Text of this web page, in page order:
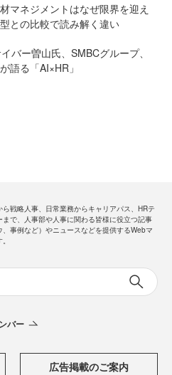
マネジメントはなぜ限界を迎え
との比較で読み解く違い
バー曽山氏、SMBCグループ、
語る「AI×HR」
ら戦略人事、日常業務からキャリアパス、HRテ
まで、人事部や人事に関わる皆様に役立つ記事
、事例など）やニュースなどを提供するWebマ
バー
広告掲載のご案内